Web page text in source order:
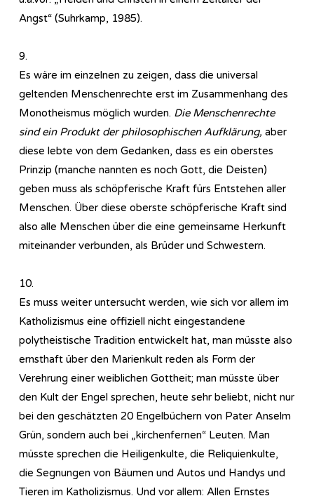
Angst“ (Suhrkamp, 1985).
9.
Es wäre im einzelnen zu zeigen, dass die universal
geltenden Menschenrechte erst im Zusammenhang des
Monotheismus möglich wurden. Die Menschenrechte
sind ein Produkt der philosophischen Aufklärung, aber
diese lebte von dem Gedanken, dass es ein oberstes
Prinzip (manche nannten es noch Gott, die Deisten)
geben muss als schöpferische Kraft fürs Entstehen aller
Menschen. Über diese oberste schöpferische Kraft sind
also alle Menschen über die eine gemeinsame Herkunft
miteinander verbunden, als Brüder und Schwestern.
10.
Es muss weiter untersucht werden, wie sich vor allem im
Katholizismus eine offiziell nicht eingestandene
polytheistische Tradition entwickelt hat, man müsste also
ernsthaft über den Marienkult reden als Form der
Verehrung einer weiblichen Gottheit; man müsste über
den Kult der Engel sprechen, heute sehr beliebt, nicht nur
bei den geschätzten 20 Engelbüchern von Pater Anselm
Grün, sondern auch bei „kirchenfernen“ Leuten. Man
müsste sprechen die Heiligenkulte, die Reliquienkulte,
die Segnungen von Bäumen und Autos und Handys und
Tieren im Katholizismus. Und vor allem: Allen Ernstes